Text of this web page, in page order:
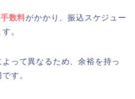
数料がかかり、振込スケジュー
。
って異なるため、余裕を持っ
す。